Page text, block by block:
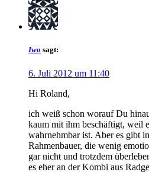
Iwo sagt:
6. Juli 2012 um 11:40
Hi Roland,
ich weiß schon worauf Du
kaum mit ihm beschäftigt, weil
wahrnehmbar ist. Aber es gibt
Rahmenbauer, die wenig
gar nicht und trotzdem
es eher an der Kombi aus